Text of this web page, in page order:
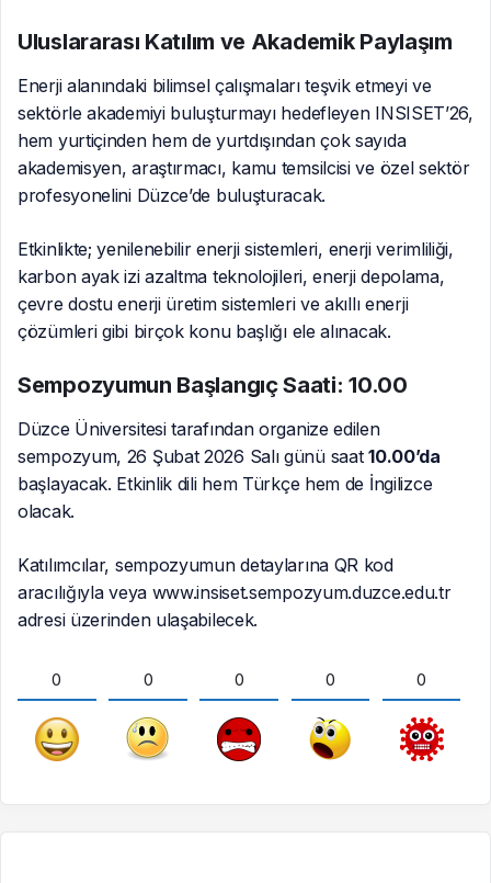
Uluslararası Katılım ve Akademik Paylaşım
Enerji alanındaki bilimsel çalışmaları teşvik etmeyi ve
sektörle akademiyi buluşturmayı hedefleyen INSISET’26,
hem yurtiçinden hem de yurtdışından çok sayıda
akademisyen, araştırmacı, kamu temsilcisi ve özel sektör
profesyonelini Düzce’de buluşturacak.
Etkinlikte; yenilenebilir enerji sistemleri, enerji verimliliği,
karbon ayak izi azaltma teknolojileri, enerji depolama,
çevre dostu enerji üretim sistemleri ve akıllı enerji
çözümleri gibi birçok konu başlığı ele alınacak.
Sempozyumun Başlangıç Saati: 10.00
Düzce Üniversitesi tarafından organize edilen
sempozyum, 26 Şubat 2026 Salı günü saat10.00’da
başlayacak. Etkinlik dili hem Türkçe hem de İngilizce
olacak.
Katılımcılar, sempozyumun detaylarına QR kod
aracılığıyla veya www.insiset.sempozyum.duzce.edu.tr
adresi üzerinden ulaşabilecek.
0 0 0 0 0